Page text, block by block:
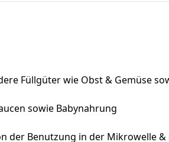
Füllgüter wie Obst & Gemüse
sowie Babynahrung
der Benutzung in der Mikrowelle